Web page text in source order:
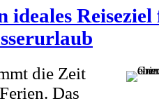
ideales
die Zeit
Das